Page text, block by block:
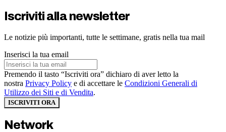
Iscriviti alla newsletter
Le notizie più importanti, tutte le settimane, gratis nella tua mail
Inserisci la tua email
Premendo il tasto “Iscriviti ora” dichiaro di aver letto la
nostra Privacy Policy e di accettare le Condizioni Generali di
Utilizzo dei Siti e di Vendita.
ISCRIVITI ORA
Network